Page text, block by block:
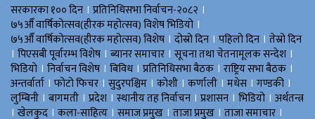
सरकारका १०० दिन । प्रतिनिधिसभा निर्वाचन-२०८२ ।
७५औँ वार्षिकोत्सव(हीरक महोत्सव) विशेष भिडियाे ।
७५औँ वार्षिकोत्सव(हीरक महोत्सव) विशेष । दोस्रो दिन । पहिलो दिन । तेस्रो दिन
। पिएसबी पूर्वारम्भ विशेष । ब्यानर समाचार । सूचना तथा चेतनामूलक सन्देश ।
भिडियाे । निर्वाचन विशेष । बिविध। प्रतिनिधिसभा बैठक । राष्ट्रिय सभा बैठक ।
अन्तर्वार्ता । फोटो फिचर । सुदुरपश्चिम । काेशी । कर्णाली । मधेस । गण्डकी ।
लुम्बिनी । बागमती । प्रदेश । स्थानीय तह निर्वाचन । प्रशासन । भिडियो । अर्थतन्त्र
। खेलकुद । कला-साहित्य । समाज प्रमुख । ताजा प्रमुख । ताजा समाचार ।